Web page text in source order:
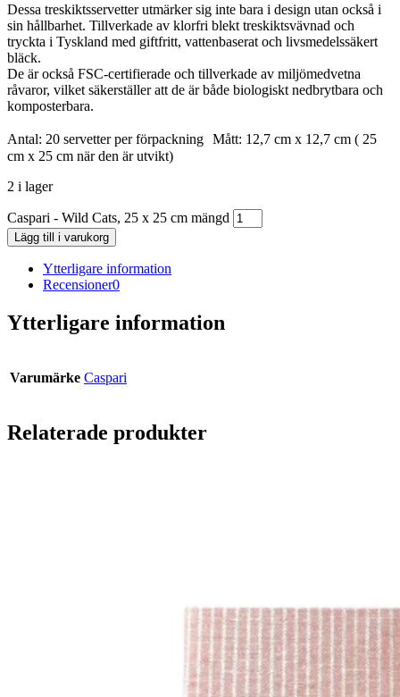
Dessa treskiktsservetter utmärker sig inte bara i design utan också i
sin hållbarhet. Tillverkade av klorfri blekt treskiktsvävnad och
tryckta i Tyskland med giftfritt, vattenbaserat och livsmedelssäkert
bläck.
De är också FSC-certifierade och tillverkade av miljömedvetna
råvaror, vilket säkerställer att de är både biologiskt nedbrytbara och
komposterbara.
Antal: 20 servetter per förpackning Mått: 12,7 cm x 12,7 cm ( 25
cm x 25 cm när den är utvikt)
2 i lager
Caspari - Wild Cats, 25 x 25 cm mängd
Lägg till i varukorg
Ytterligare information
Recensioner0
Ytterligare information
Varumärke Caspari
Relaterade produkter